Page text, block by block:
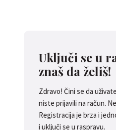
Uključi se u
znaš da želiš!
Zdravo! Čini se da
niste prijavili na račun.
Registracija je brza i
i uključi se u raspravu.